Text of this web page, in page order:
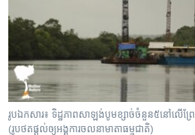
ទំព័រ​
សម្ព័ន្ធ​
រំលង​
និង​
ទៅ​
កម្មវិធីទាំងអស់
Khmer English
បណ្តាញ​សង្គម
រូបឯកសារ៖ ទិដ្ឋភាព​សាឡង់​បូម​ខ្សាច់​ចំនួន៥​នៅ​លើ​ព្រ
(រូប​ថត​ផ្តល់​ឲ្យ​អង្គការ​ចលនា​មាតា​ធម្មជាតិ)